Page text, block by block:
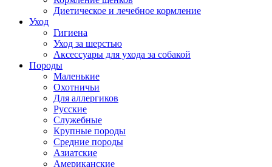
Диетическое и лечебное кормление
Уход
Гигиена
Уход за шерстью
Аксессуары для ухода за собакой
Породы
Маленькие
Охотничьи
Для аллергиков
Русские
Служебные
Крупные породы
Средние породы
Азиатские
Американские